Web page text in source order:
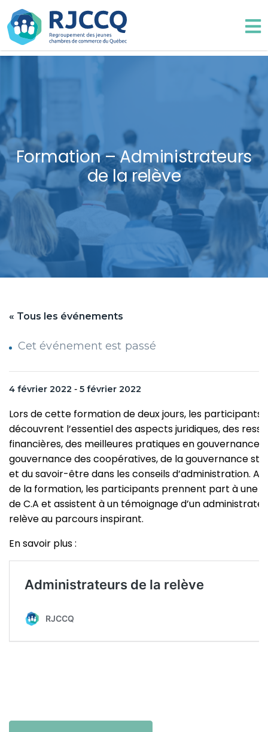
Formation – Administrateurs
de la relève
« Tous les événements
Cet événement est passé
4 février 2022 - 5 février 2022
Lors de cette formation de deux jours, les participants
découvrent l’essentiel des aspects juridiques, des
financières, des meilleures pratiques en gouvernance,
gouvernance des coopératives, de la gouvernance
et du savoir-être dans les conseils d’administration.
de la formation, les participants prennent part à une
de C.A et assistent à un témoignage d’un
relève au parcours inspirant.
En savoir plus :